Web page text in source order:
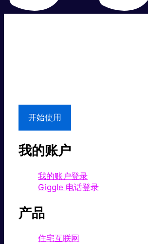
开始使用
我的账户
我的账户登录
Giggle 电话登录
产品
住宅互联网